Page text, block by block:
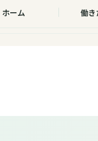
ホーム 働き